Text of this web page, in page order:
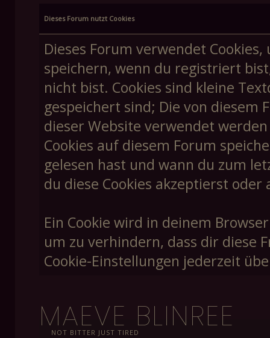
der Stadt auch das endgültige Finale ihrer
Schullaufbahn. Spätestens Mitte Juni kann aber
höchstens noch die Frage im Weg, wie schnell
man eine weitere stadtweite Tragödie vergessen
kann.
Dieses Forum nutzt Cookies
Dieses Forum verwendet
speichern, wenn du registriert
nicht bist. Cookies sind kleine
gespeichert sind; Die von diesem
dieser Website verwendet
Cookies auf diesem Forum
gelesen hast und wann du zum
du diese Cookies akzeptierst oder
Ein Cookie wird in deinem
um zu verhindern, dass dir diese
Cookie-Einstellungen jederzeit
MAEVE BLINREE
NOT BITTER JUST TIRED